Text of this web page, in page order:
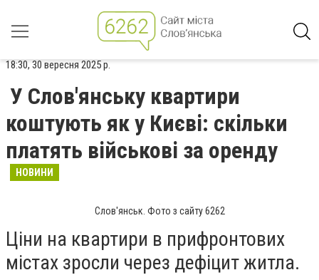
18:30, 30 вересня 2025 р.
У Слов'янську квартири
коштують як у Києві: скільки
платять військові за оренду
НОВИНИ
Слов'янськ. Фото з сайту 6262
Ціни на квартири в прифронтових
містах зросли через дефіцит житла.